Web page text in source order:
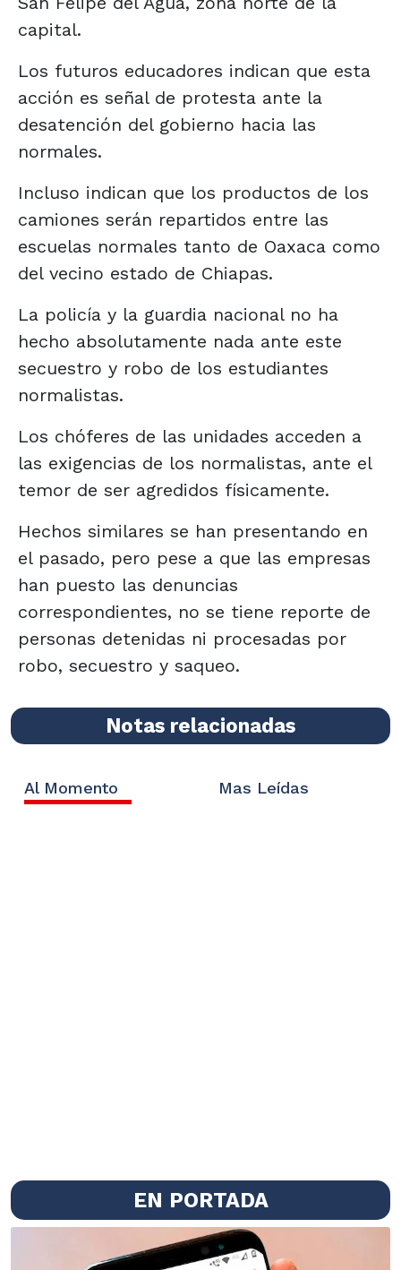
capital.
Los futuros educadores indican que esta
acción es señal de protesta ante la
desatención del gobierno hacia las
normales.
Incluso indican que los productos de los
camiones serán repartidos entre las
escuelas normales tanto de Oaxaca como
del vecino estado de Chiapas.
La policía y la guardia nacional no ha
hecho absolutamente nada ante este
secuestro y robo de los estudiantes
normalistas.
Los chóferes de las unidades acceden a
las exigencias de los normalistas, ante el
temor de ser agredidos físicamente.
Hechos similares se han presentando en
el pasado, pero pese a que las empresas
han puesto las denuncias
correspondientes, no se tiene reporte de
personas detenidas ni procesadas por
robo, secuestro y saqueo.
Notas relacionadas
Al Momento Mas Leídas
EN PORTADA